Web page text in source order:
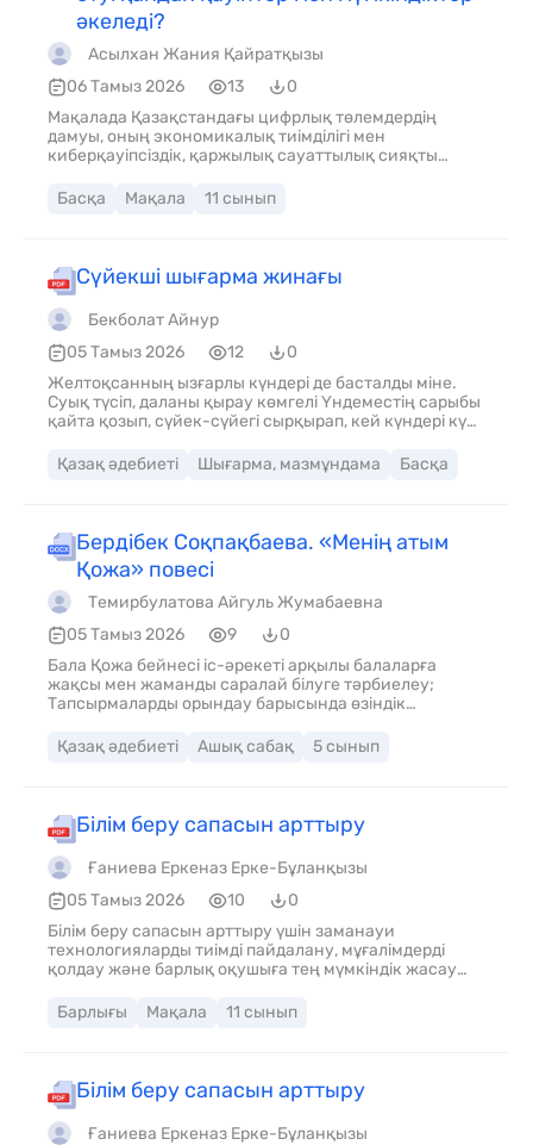
әкеледі?
Асылхан Жания Қайратқызы
06 Тамыз 2026
13
0
Мақалада Қазақстандағы цифрлық төлемдердің
дамуы, оның экономикалық тиімділігі мен
киберқауіпсіздік, қаржылық сауаттылық сияқты
студенттерге арналған.
Басқа Мақала 11 сынып
Сүйекші шығарма жинағы
Бекболат Айнур
05 Тамыз 2026
12
0
Желтоқсанның ызғарлы күндері де басталды міне.
Суық түсіп, даланы қырау көмгелі Үндеместің сарыбы
қайта қозып, сүйек-сүйегі сырқырап, кей күндері күн
алатын болды. Өзінің анадан шыр етіп туып, азан
шақырып қойған аты Тұңғыш болса да, былайғы жұрт
тақты – ол жағын ешкім де, тіпті, Тұңғыштың өзі де
білмейді. Осы бір кішігірім шаһарға ол қашан келді,
қайдан келді – оны да сұрап-біліп жатқан бір жан жоқ,
бар білетіндері – жалаңаш денесіне киген түйе жүн
шекпені қысы-жазы үстінен бір түспейтін қушиған
молашы шал. Өзгелерге ол тек мола қазумен ғана күн
көріс жолына түскен бір бейбақ боп қана елестейді
жəне осы бір кəсіпті тағдыр оның маңдайына
өшпестей етіп жазғандай, анадан туғанда басқалар
секілді би, болыс болуды емес, молашы болуды
Қазақ әдебиеті Шығарма, мазмұндама Басқа
Бердібек Соқпақбаева. «Менің атым
Қожа» повесі
Темирбулатова Айгуль Жумабаевна
05 Тамыз 2026
9
0
Бала Қожа бейнесі іс-әрекеті арқылы балаларға
жақсы мен жаманды саралай білуге тәрбиелеу;
Тапсырмаларды орындау барысында өзіндік
Қазақ әдебиеті
Ашық сабақ 5 сынып
Білім беру сапасын арттыру
Ғаниева Еркеназ Ерке-Бұланқызы
05 Тамыз 2026
10
0
Білім беру сапасын арттыру үшін заманауи
технологияларды тиімді пайдалану, мұғалімдерді
қолдау және барлық оқушыға тең мүмкіндік жасау
кепілі.
Барлығы Мақала 11 сынып
Білім беру сапасын арттыру
Ғаниева Еркеназ Ерке-Бұланқызы